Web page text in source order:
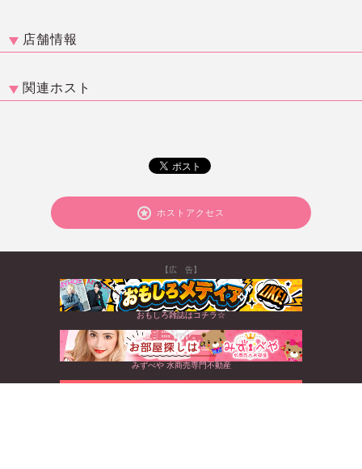
店舗情報
関連ホスト
ホストアクセス
【広 告】
おもしろ雑誌はコチラ☆
みずべや 水商売専門不動産